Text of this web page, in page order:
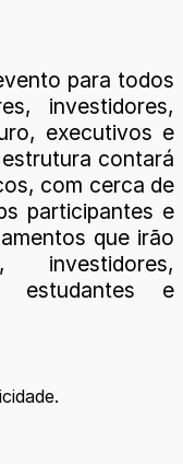
para todos
investidores,
executivos e
contará
com cerca de
participantes e
que irão
investidores,
estudantes e